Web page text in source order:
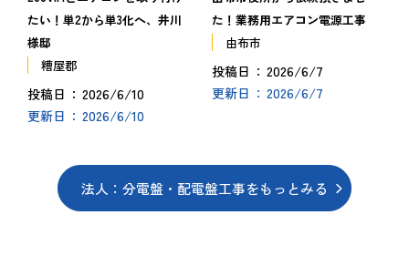
たい！単2から単3化へ、井川
様邸
糟屋郡
投稿日 2026/6/10
更新日 2026/6/10
た！業務用エアコン電源工事
由布市
投稿日 2026/6/7
更新日 2026/6/7
法人：分電盤・配電盤工事をもっとみる